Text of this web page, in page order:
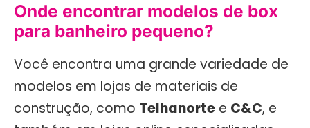
Onde encontrar modelos de box
para banheiro pequeno?
Você encontra uma grande variedade de
modelos em lojas de materiais de
construção, como Telhanorte e C&C, e